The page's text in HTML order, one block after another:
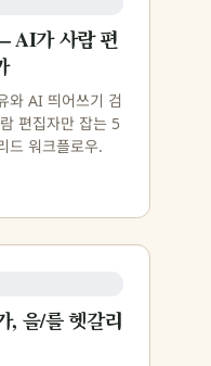
AI가 사람 편
와 AI 띄어쓰기 검
편집자만 잡는 5
드 워크플로우.
, 을/를 헷갈리